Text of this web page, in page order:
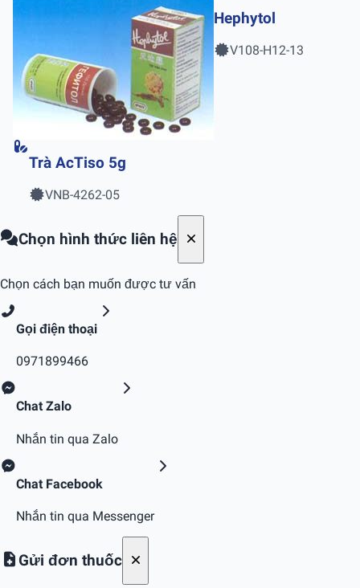
Hephytol
V108-H12-13
Trà AcTiso 5g
VNB-4262-05
Chọn hình thức liên hệ
Chọn cách bạn muốn được tư vấn
Gọi điện thoại
0971899466
Chat Zalo
Nhắn tin qua Zalo
Chat Facebook
Nhắn tin qua Messenger
Gửi đơn thuốc